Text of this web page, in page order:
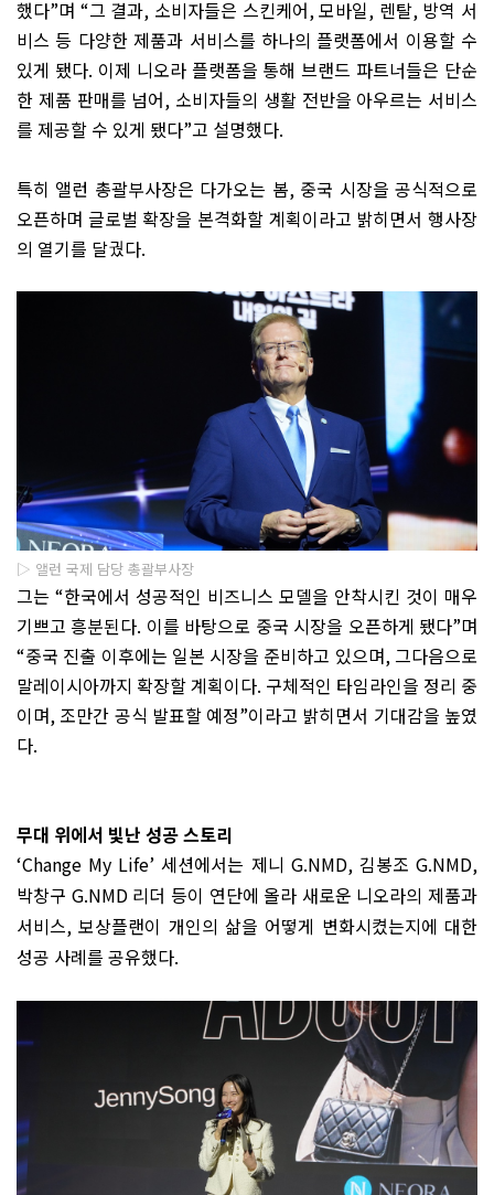
했다”며 “그 결과, 소비자들은 스킨케어,모바일, 렌탈, 방역 서
비스 등 다양한 제품과 서비스를 하나의 플랫폼에서 이용할 수
있게 됐다. 이제 니오라 플랫폼을 통해 브랜드 파트너들은 단순
한 제품 판매를 넘어, 소비자들의 생활 전반을 아우르는 서비스
를 제공할 수 있게 됐다”고 설명했다.
특히 앨런 총괄부사장은 다가오는 봄, 중국 시장을 공식적으로
오픈하며 글로벌 확장을 본격화할 계획이라고 밝히면서 행사장
의 열기를 달궜다.
▷ 앨런 국제 담당 총괄부사장
그는 “한국에서 성공적인 비즈니스 모델을 안착시킨 것이 매우
기쁘고 흥분된다. 이를 바탕으로 중국 시장을 오픈하게 됐다”며
“중국 진출 이후에는 일본 시장을 준비하고 있으며, 그다음으로
말레이시아까지 확장할 계획이다. 구체적인 타임라인을 정리 중
이며, 조만간 공식 발표할 예정”이라고 밝히면서 기대감을 높였
다.
무대 위에서 빛난 성공 스토리
‘Change My Life’세션에서는 제니 G.NMD, 김봉조G.NMD,
박창구 G.NMD 리더 등이 연단에 올라 새로운 니오라의 제품과
서비스,보상플랜이 개인의 삶을 어떻게 변화시켰는지에 대한
성공 사례를 공유했다.